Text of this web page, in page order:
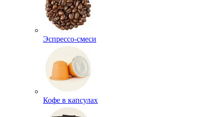
Эспрессо-смеси
Кофе в капсулах